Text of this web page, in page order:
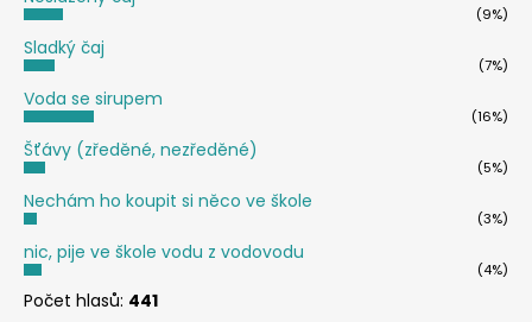
(9%)
Sladký čaj
(7%)
Voda se sirupem
(16%)
Šťávy (zředěné, nezředěné)
(5%)
Nechám ho koupit si něco ve škole
(3%)
nic, pije ve škole vodu z vodovodu
(4%)
Počet hlasů: 441